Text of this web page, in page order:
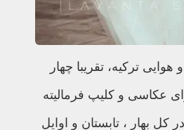
هوایی ترکیه، تقریبا چهار
عکاسی و کلیپ فرمالیته
بهار ، تابستان و اوایل